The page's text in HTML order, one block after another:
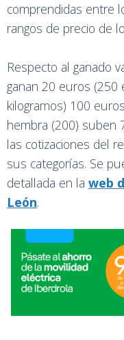
comprendidas entre
rangos de precio de
Respecto al ganado
ganan 20 euros
kilogramos) 100
hembra (200) suben
las cotizaciones del
sus categorías. Se
detallada en la web
León.